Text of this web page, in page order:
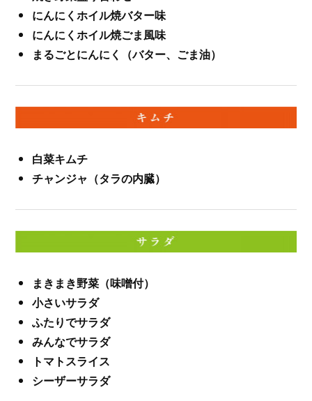
にんにくホイル焼バター味
にんにくホイル焼ごま風味
まるごとにんにく（バター、ごま油）
白菜キムチ
チャンジャ（タラの内臓）
まきまき野菜（味噌付）
小さいサラダ
ふたりでサラダ
みんなでサラダ
トマトスライス
シーザーサラダ